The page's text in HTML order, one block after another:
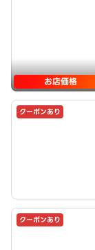
お店価格
クーポンあり
クーポンあり